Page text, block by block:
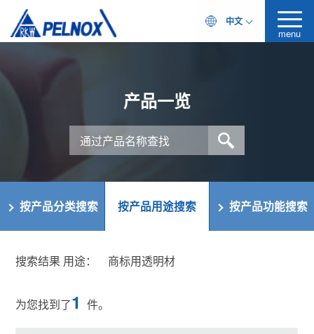
中文
menu
产品一览
按产品分类搜索 按产品用途搜索 按产品功能搜索
搜索结果 用途： 商标用透明材
为您找到了1 件。